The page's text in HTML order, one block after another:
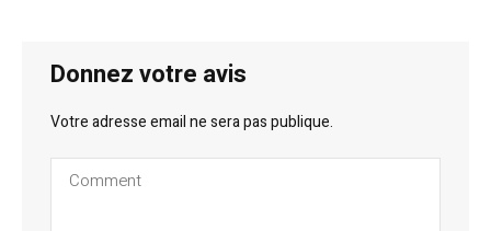
Donnez votre avis
Votre adresse email ne sera pas publique.